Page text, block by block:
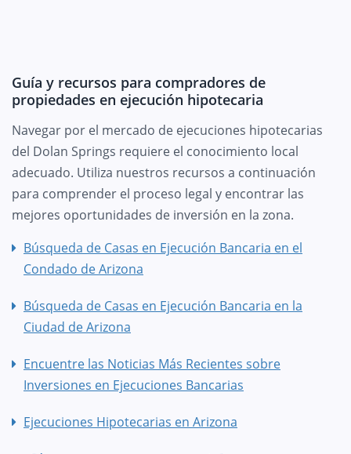
Guía y recursos para compradores de
propiedades en ejecución hipotecaria
Navegar por el mercado de ejecuciones hipotecarias
del Dolan Springs requiere el conocimiento local
adecuado. Utiliza nuestros recursos a continuación
para comprender el proceso legal y encontrar las
mejores oportunidades de inversión en la zona.
Búsqueda de Casas en Ejecución Bancaria en el
Condado de Arizona
Búsqueda de Casas en Ejecución Bancaria en la
Ciudad de Arizona
Encuentre las Noticias Más Recientes sobre
Inversiones en Ejecuciones Bancarias
Ejecuciones Hipotecarias en Arizona